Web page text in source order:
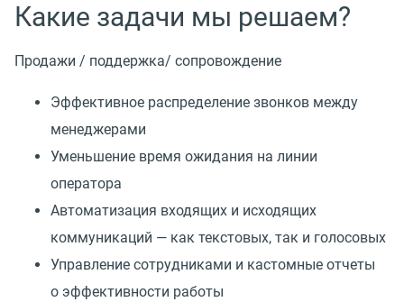
Какие задачи мы решаем?
Продажи / поддержка/ сопровождение
Эффективное распределение звонков между
менеджерами
Уменьшение время ожидания на линии
оператора
Автоматизация входящих и исходящих
коммуникаций — как текстовых, так и голосовых
Управление сотрудниками и кастомные отчеты
о эффективности работы